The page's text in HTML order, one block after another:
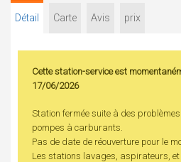
Détail Carte Avis prix
Cette station-service est
17/06/2026
Station fermée suite à des
pompes à carburants.
Pas de date de réouverture pour le
Les stations lavages, aspirateurs,